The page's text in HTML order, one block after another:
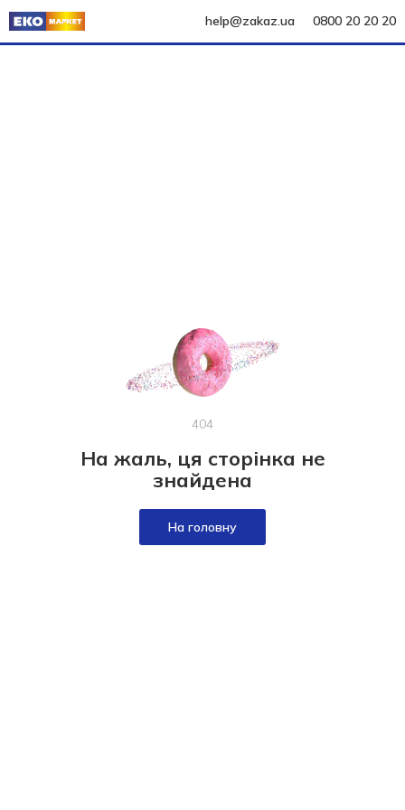
help@zakaz.ua 0800 20 20 20
404
На жаль, ця сторінка не
знайдена
На головну